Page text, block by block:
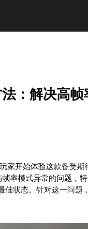
：解决高帧
家开始体验这款备受期
率模式异常的问题，
状态。针对这一问题